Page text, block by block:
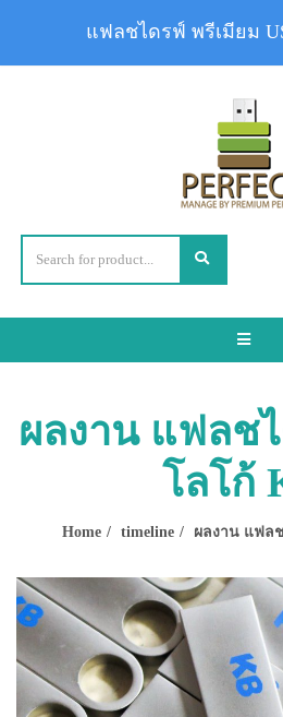
Toggle
ผลงาน แฟลช
โลโก้
Home timeline ผลงาน แฟล
แฟลชไดรฟ์ พรีเมียม